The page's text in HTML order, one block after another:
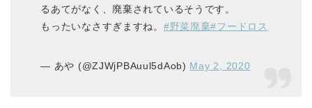
るあてがなく、廃棄されているそうです。
もったいなさすぎますね。 #野菜廃棄#フードロス
— あや (@ZJWjPBAuul5dAob) May 2, 2020